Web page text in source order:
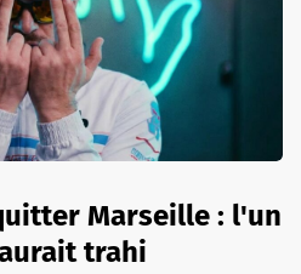
Marseille : l'un
trahi